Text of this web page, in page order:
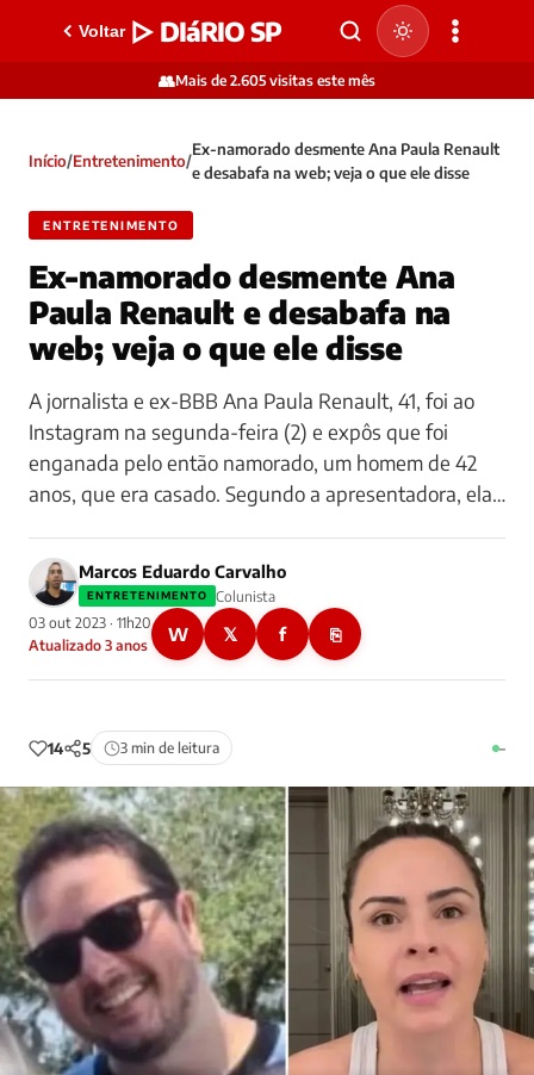
Voltar ▷ DIáRIO SP
👥Mais de 2.605 visitas este mês
Início/Entretenimento/
Ex-namorado desmente Ana Paula Renault
e desabafa na web; veja o que ele disse
ENTRETENIMENTO
Ex-namorado desmente Ana
Paula Renault e desabafa na
web; veja o que ele disse
A jornalista e ex-BBB Ana Paula Renault, 41, foi ao
Instagram na segunda-feira (2) e expôs que foi
enganada pelo então namorado, um homem de 42
anos, que era casado. Segundo a apresentadora, ela…
Marcos Eduardo Carvalho
ENTRETENIMENTO
Colunista
03 out 2023 · 11h20
Atualizado 3 anos
W 𝕏 f ⎘
14 5 3 min de leitura –